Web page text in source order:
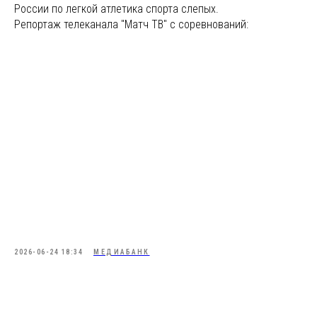
России по легкой атлетика спорта слепых.
Репортаж телеканала "Матч ТВ" с соревнований:
2026-06-24 18:34 МЕДИАБАНК